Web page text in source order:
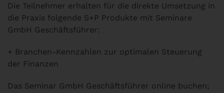
Die Teilnehmer erhalten für die direkte Umsetzung in
die Praxis folgende S+P Produkte mit Seminare
GmbH Geschäftsführer:
+ Branchen-Kennzahlen zur optimalen Steuerung
der Finanzen
Das Seminar GmbH Geschäftsführer online buchen;